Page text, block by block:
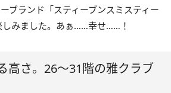
ブランド「スティーブンスミスティー
しみました。あぁ……幸せ……！
高さ。26～31階の雅クラブ